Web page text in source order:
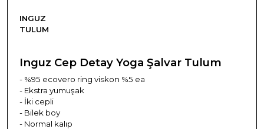
INGUZ
TULUM
Inguz Cep Detay Yoga Şalvar Tulum
- %95 ecovero ring viskon %5 ea
- Ekstra yumuşak
- İki cepli
- Bilek boy
- Normal kalıp